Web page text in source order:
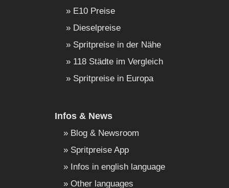
E10 Preise
Dieselpreise
Spritpreise in der Nähe
118 Städte im Vergleich
Spritpreise in Europa
Infos & News
Blog & Newsroom
Spritpreise App
Infos in english language
Other languages